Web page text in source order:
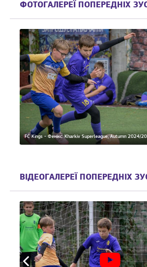
ФОТОГАЛЕРЕЇ ПОПЕРЕДНІХ
FC Kings - Фенікс. Kharkiv Superleague, Autumn 2024/
ВІДЕОГАЛЕРЕЇ ПОПЕРЕДНІХ